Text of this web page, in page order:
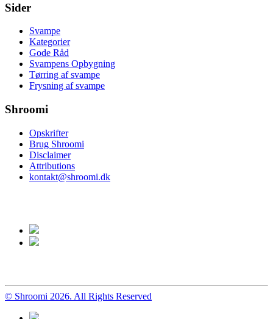
Sider
Svampe
Kategorier
Gode Råd
Svampens Opbygning
Tørring af svampe
Frysning af svampe
Shroomi
Opskrifter
Brug Shroomi
Disclaimer
Attributions
kontakt@shroomi.dk
© Shroomi 2026. All Rights Reserved